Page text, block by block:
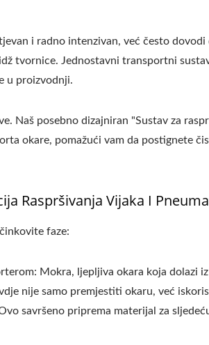
i radno intenzivan, već često
tvornice. Jednostavni transportni
u proizvodnji.
Naš posebno dizajniran "Sustav za
okare, pomažući vam da postignete
Raspršivanja Vijaka I
faze:
Mokra, ljepljiva okara koja dolazi
nije samo premjestiti okaru, već
savršeno priprema materijal za